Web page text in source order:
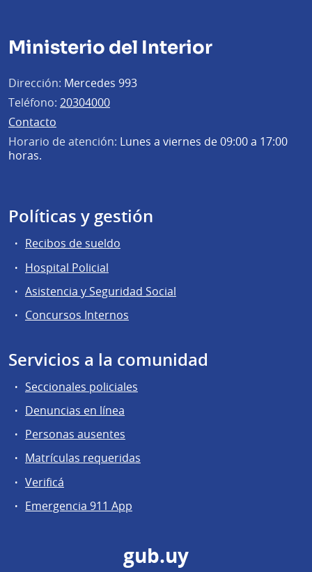
Ministerio del Interior
Dirección: Mercedes 993
Teléfono: 20304000
Contacto
Horario de atención: Lunes a viernes de 09:00 a 17:00
horas.
Políticas y gestión
Recibos de sueldo
Hospital Policial
Asistencia y Seguridad Social
Concursos Internos
Servicios a la comunidad
Seccionales policiales
Denuncias en línea
Personas ausentes
Matrículas requeridas
Verificá
Emergencia 911 App
gub.uy